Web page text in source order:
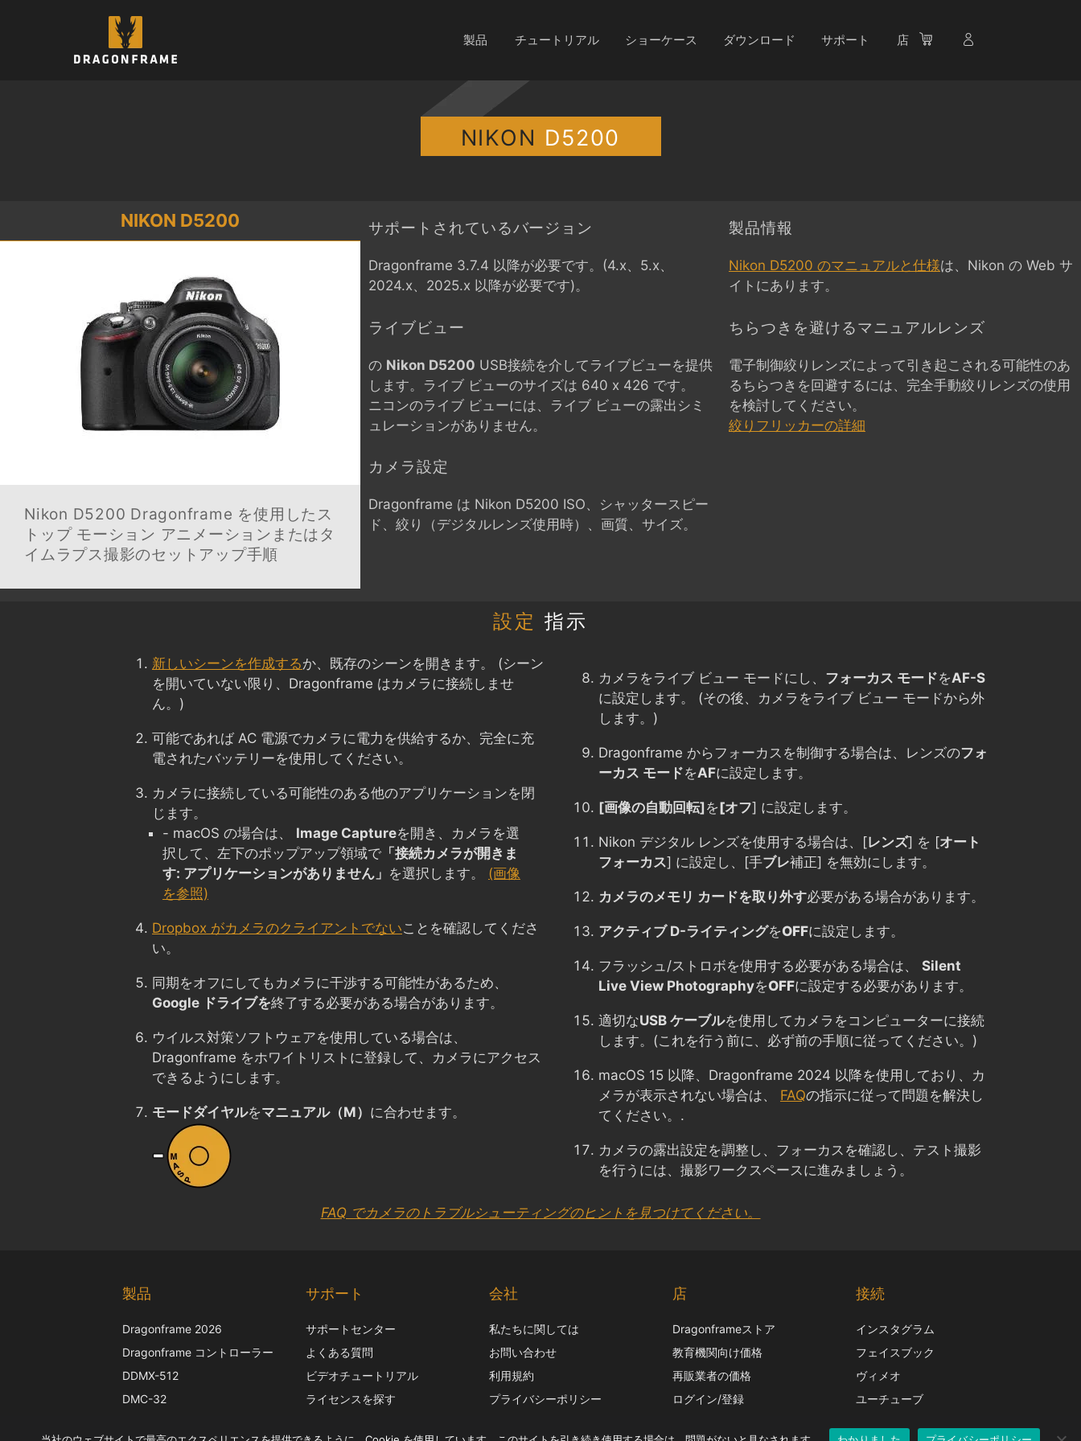
製品 チュートリアル ショーケース ダウンロード サポート 店
NIKON D5200
NIKON D5200
Nikon D5200 Dragonframe を使用したス
トップ モーション アニメーションまたはタ
イムラプス撮影のセットアップ手順
サポートされているバージョン
Dragonframe 3.7.4 以降が必要です。(4.x、5.x、
2024.x、2025.x 以降が必要です)。
ライブビュー
の Nikon D5200 USB接続を介してライブビューを提供
します。ライブ ビューのサイズは 640 x 426 です。
ニコンのライブ ビューには、ライブ ビューの露出シミ
ュレーションがありません。
カメラ設定
Dragonframe は Nikon D5200 ISO、シャッタースピー
ド、絞り（デジタルレンズ使用時）、画質、サイズ。
製品情報
Nikon D5200 のマニュアルと仕様は、Nikon の Web サ
イトにあります。
ちらつきを避けるマニュアルレンズ
電子制御絞りレンズによって引き起こされる可能性のあ
るちらつきを回避するには、完全手動絞りレンズの使用
を検討してください。
絞りフリッカーの詳細
設定 指示
新しいシーンを作成するか、既存のシーンを開きます。 (シーン
を開いていない限り、Dragonframe はカメラに接続しませ
ん。)
可能であれば AC 電源でカメラに電力を供給するか、完全に充
電されたバッテリーを使用してください。
カメラに接続している可能性のある他のアプリケーションを閉
じます。
- macOS の場合は、 Image Captureを開き、カメラを選
択して、左下のポップアップ領域で 「接続カメラが開きま
す: アプリケーションがありません」 を選択します。 (画像
を参照)
Dropbox がカメラのクライアントでないことを確認してくださ
い。
同期をオフにしてもカメラに干渉する可能性があるため、
Google ドライブを終了する必要がある場合があります。
ウイルス対策ソフトウェアを使用している場合は、
Dragonframe をホワイトリストに登録して、カメラにアクセス
できるようにします。
モードダイヤルをマニュアル（M） に合わせます。
カメラをライブ ビュー モードにし、 フォーカス モードをAF-S
に設定します。 (その後、カメラをライブ ビュー モードから外
します。)
Dragonframe からフォーカスを制御する場合は、レンズのフォ
ーカス モードをAFに設定します。
[画像の自動回転]を[オフ] に設定します。
Nikon デジタル レンズを使用する場合は、[レンズ] を [オート
フォーカス] に設定し、[手ブレ補正] を無効にします。
カメラのメモリ カードを取り外す必要がある場合があります。
アクティブ D-ライティングをOFFに設定します。
フラッシュ/ストロボを使用する必要がある場合は、 Silent
Live View PhotographyをOFFに設定する必要があります。
適切なUSB ケーブルを使用してカメラをコンピューターに接続
します。(これを行う前に、必ず前の手順に従ってください。)
macOS 15 以降、Dragonframe 2024 以降を使用しており、カ
メラが表示されない場合は、 FAQの指示に従って問題を解決し
てください。.
カメラの露出設定を調整し、フォーカスを確認し、テスト撮影
を行うには、撮影ワークスペースに進みましょう。
FAQ でカメラのトラブルシューティングのヒントを見つけてください。
製品
Dragonframe 2026
Dragonframe コントローラー
DDMX-512
DMC-32
サポート
サポートセンター
よくある質問
ビデオチュートリアル
ライセンスを探す
会社
私たちに関しては
お問い合わせ
利用規約
プライバシーポリシー
店
Dragonframeストア
教育機関向け価格
再販業者の価格
ログイン/登録
接続
インスタグラム
フェイスブック
ヴィメオ
ユーチューブ
Spanish
French